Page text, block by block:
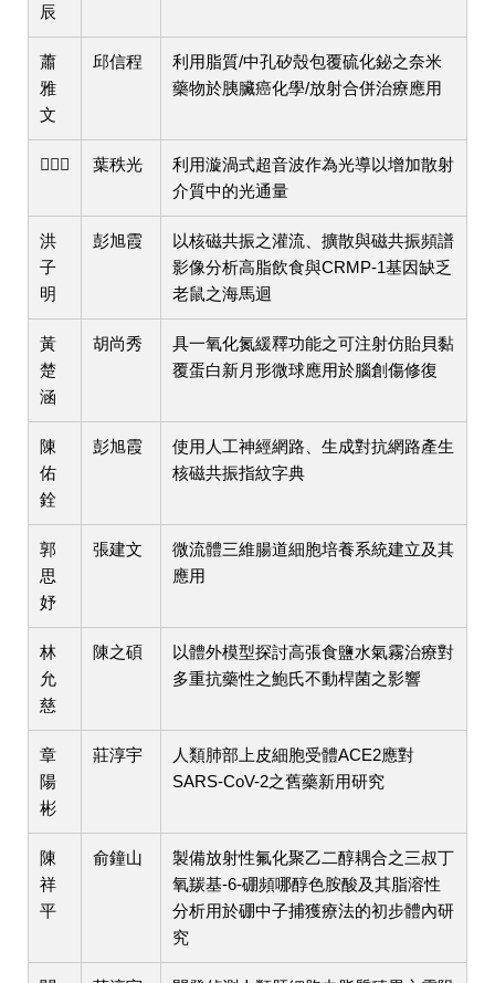
辰
蕭
雅
文
邱信程
利用脂質/中孔矽殼包覆硫化鉍之奈米
藥物於胰臟癌化學/放射合併治療應用
𡍼琇惠 葉秩光
利用漩渦式超音波作為光導以增加散射
介質中的光通量
洪
子
明
彭旭霞
以核磁共振之灌流、擴散與磁共振頻譜
影像分析高脂飲食與CRMP-1基因缺乏
老鼠之海馬迴
黃
楚
涵
胡尚秀
具一氧化氮緩釋功能之可注射仿貽貝黏
覆蛋白新月形微球應用於腦創傷修復
陳
佑
銓
彭旭霞
使用人工神經網路、生成對抗網路產生
核磁共振指紋字典
郭
思
妤
張建文
微流體三維腸道細胞培養系統建立及其
應用
林
允
慈
陳之碩
以體外模型探討高張食鹽水氣霧治療對
多重抗藥性之鮑氏不動桿菌之影響
章
陽
彬
莊淳宇
人類肺部上皮細胞受體ACE2應對
SARS-CoV-2之舊藥新用研究
陳
祥
平
俞鐘山
製備放射性氟化聚乙二醇耦合之三叔丁
氧羰基-6-硼頻哪醇色胺酸及其脂溶性
分析用於硼中子捕獲療法的初步體內研
究